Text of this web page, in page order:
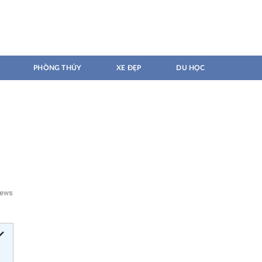
PHÒNG THỦY XE ĐẸP DU HỌC